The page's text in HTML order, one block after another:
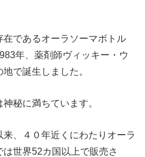
であるオーラソーマボトル
年、薬剤師ヴィッキー・ウ
で誕生しました。
秘に満ちています。
、４０年近くにわたりオーラ
世界52カ国以上で販売さ